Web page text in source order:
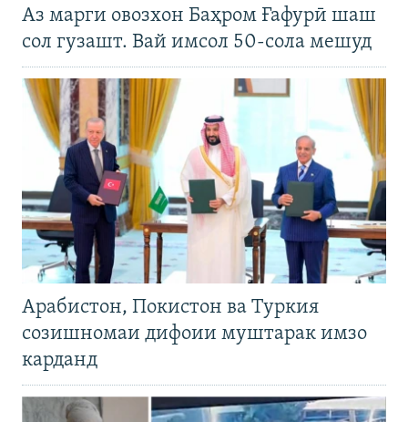
Аз марги овозхон Баҳром Ғафурӣ шаш
сол гузашт. Вай имсол 50-сола мешуд
Арабистон, Покистон ва Туркия
созишномаи дифоии муштарак имзо
карданд